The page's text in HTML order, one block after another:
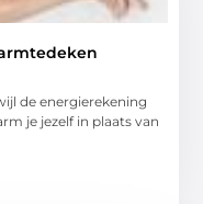
de energierekening
je jezelf in plaats van